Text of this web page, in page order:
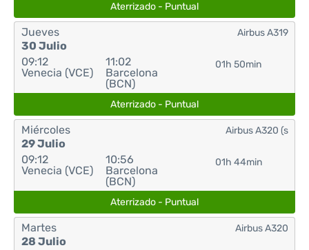
Aterrizado - Puntual
Jueves
30 Julio
09:12
Venecia (VCE)
11:02
Barcelona
(BCN)
01h 50min
Airbus A319
Aterrizado - Puntual
Miércoles
29 Julio
09:12
Venecia (VCE)
10:56
Barcelona
(BCN)
01h 44min
Airbus A320 (s
Aterrizado - Puntual
Martes
28 Julio
Airbus A320